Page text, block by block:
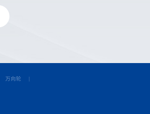
|万向轮